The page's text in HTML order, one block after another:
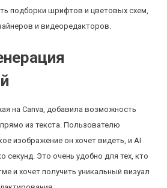
подборки шрифтов и цветовых схем,
и видеоредакторов.
на Canva, добавила возможность
из текста. Пользователю
изображение он хочет видеть, и AI
секунд. Это очень удобно для тех, кто
и хочет получить уникальный визуал